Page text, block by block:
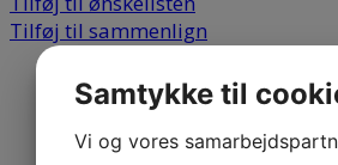
Tilføj til sammenlign
Samtykke til
Vi og vores